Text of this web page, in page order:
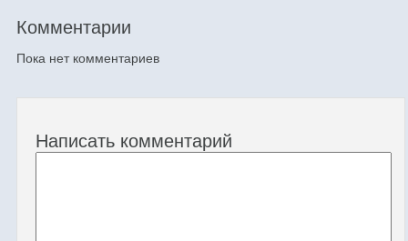
Комментарии
Пока нет комментариев
Написать комментарий